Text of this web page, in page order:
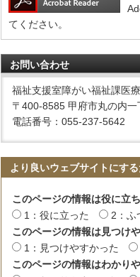
てください。
お問い合わせ
福祉支援室障がい福祉課医
〒400-8585 甲府市丸の内一
電話番号：055-237-5642
より良いウェブサイトにす
このページの情報は役に立
1：役に立った
2：ふ
このページの情報は見つけ
1：見つけやすかった
このページの情報はわかり